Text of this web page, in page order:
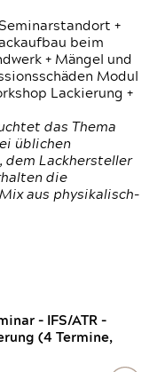
+
beim
+ Mängel und
Modul
Lackierung +
das Thema
üblichen
dem Lackhersteller
die
aus physikalisch-
- IFS/ATR -
(4 Termine,